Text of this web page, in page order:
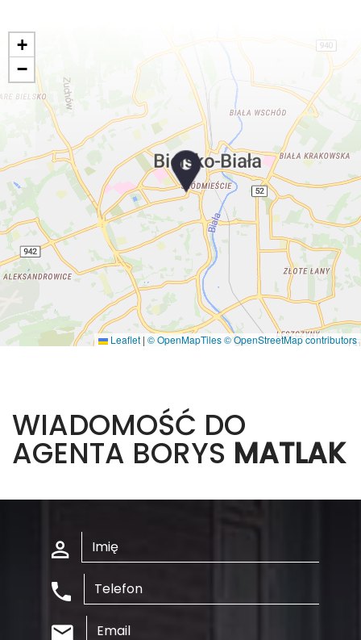
+
−
Leaflet | © OpenMapTiles© OpenStreetMap contributors
WIADOMOŚĆ DO
AGENTA BORYS MATLAK